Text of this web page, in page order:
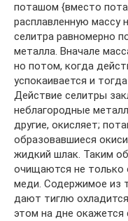
поташом {вместо
расплавленную
селитра равномерно
металла. Вначале
но потом, когда
успокаивается и
Действие селитры
неблагородные
другие, окисляет;
образовавшиеся
жидкий шлак. Таким
очищаются не только
меди. Содержимое из
дают тиглю
этом на дне окажется